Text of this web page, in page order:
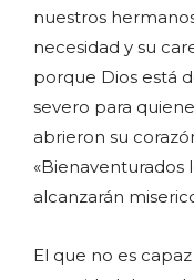
nuestros
necesidad y su
porque Dios está
severo para
abrieron su
«Bienaventurados
alcanzarán
El que no es